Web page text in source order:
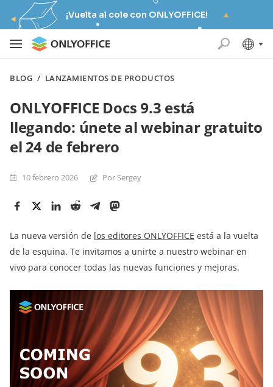
¡Vuelta al cole con ONLYOFFICE!
BLOG / LANZAMIENTOS DE PRODUCTOS
ONLYOFFICE Docs 9.3 está
llegando: únete al webinar gratuito
el 24 de febrero
10 febrero 2026 Por Sergey
La nueva versión de los editores ONLYOFFICE está a la vuelta
de la esquina. Te invitamos a unirte a nuestro webinar en
vivo para conocer todas las nuevas funciones y mejoras.